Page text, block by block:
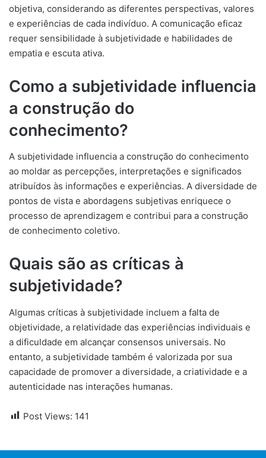
objetiva, considerando as diferentes perspectivas, valores
e experiências de cada indivíduo. A comunicação eficaz
requer sensibilidade à subjetividade e habilidades de
empatia e escuta ativa.
Como a subjetividade influencia
a construção do
conhecimento?
A subjetividade influencia a construção do conhecimento
ao moldar as percepções, interpretações e significados
atribuídos às informações e experiências. A diversidade de
pontos de vista e abordagens subjetivas enriquece o
processo de aprendizagem e contribui para a construção
de conhecimento coletivo.
Quais são as críticas à
subjetividade?
Algumas críticas à subjetividade incluem a falta de
objetividade, a relatividade das experiências individuais e
a dificuldade em alcançar consensos universais. No
entanto, a subjetividade também é valorizada por sua
capacidade de promover a diversidade, a criatividade e a
autenticidade nas interações humanas.
Post Views: 141